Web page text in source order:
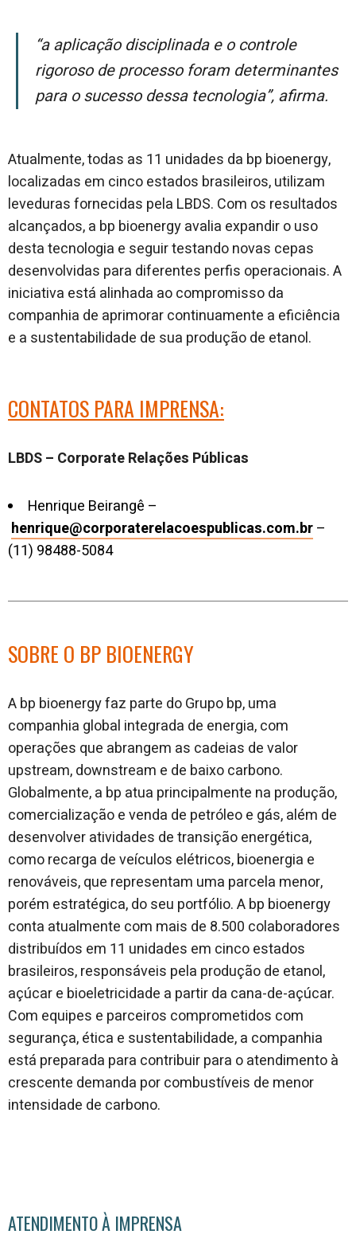
“A aplicação disciplinada e o controle
rigoroso de processo foram determinantes
para o sucesso dessa tecnologia”, afirma.
Atualmente, todas as 11 unidades da bp bioenergy,
localizadas em cinco estados brasileiros, utilizam
leveduras fornecidas pela LBDS. Com os resultados
alcançados, a bp bioenergy avalia expandir o uso
desta tecnologia e seguir testando novas cepas
desenvolvidas para diferentes perfis operacionais. A
iniciativa está alinhada ao compromisso da
companhia de aprimorar continuamente a eficiência
e a sustentabilidade de sua produção de etanol.
CONTATOS PARA IMPRENSA:
LBDS – Corporate Relações Públicas
Henrique Beirangê –
henrique@corporaterelacoespublicas.com.br–
(11) 98488-5084
SOBRE O BP BIOENERGY
A bp bioenergy faz parte do Grupo bp, uma
companhia global integrada de energia, com
operações que abrangem as cadeias de valor
upstream, downstream e de baixo carbono.
Globalmente, a bp atua principalmente na produção,
comercialização e venda de petróleo e gás, além de
desenvolver atividades de transição energética,
como recarga de veículos elétricos, bioenergia e
renováveis, que representam uma parcela menor,
porém estratégica, do seu portfólio. A bp bioenergy
conta atualmente com mais de 8.500 colaboradores
distribuídos em 11 unidades em cinco estados
brasileiros, responsáveis pela produção de etanol,
açúcar e bioeletricidade a partir da cana-de-açúcar.
Com equipes e parceiros comprometidos com
segurança, ética e sustentabilidade, a companhia
está preparada para contribuir para o atendimento à
crescente demanda por combustíveis de menor
intensidade de carbono.
ATENDIMENTO À IMPRENSA